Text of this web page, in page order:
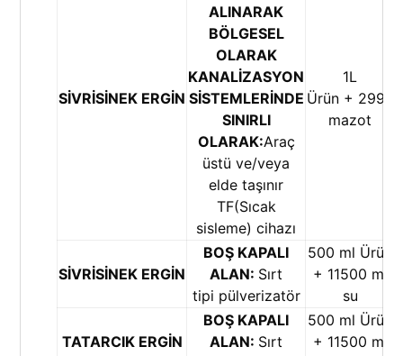
SİVRİSİNEK ERGİN
ALINARAK
BÖLGESEL
OLARAK
KANALİZASYON
SİSTEMLERİNDE
SINIRLI
OLARAK:Araç
üstü ve/veya
elde taşınır
TF(Sıcak
sisleme) cihazı
1L
Ürün + 299L
mazot
SİVRİSİNEK ERGİN
BOŞ KAPALI
ALAN: Sırt
tipi pülverizatör
500 ml Ürün
+ 11500 ml
su
TATARCIK ERGİN
BOŞ KAPALI
ALAN: Sırt
500 ml Ürün
+ 11500 ml